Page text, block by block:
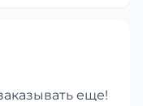
еще!